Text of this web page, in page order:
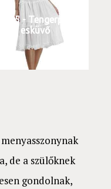
- Tengerparti
esküvő
de a szülőknek
gondolnak,